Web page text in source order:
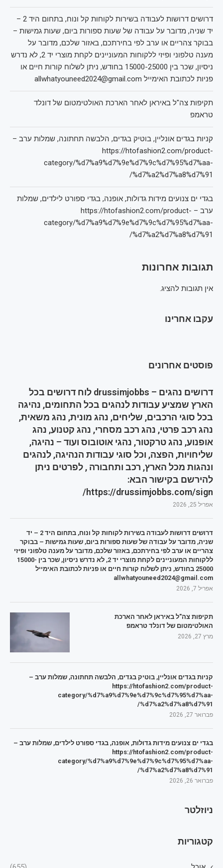
דרושים דרושות לעבודה בשירות לקוחות קל ונוח, בתחום היד 2 –
יד שניה, מדובר על עבודה של שעות ספורות ביום, שעות גמישות –
בבוקר צהריים או ערב לפי בחירתכם, באזור שלכם, מדובר על
מענה טלפוני ופיזי ללקוחות המעוניינים לקחת מוצרי יד 2, לא נדרש
ניסיון, שכר בין 15000-25000 בחודש, ניתן לשלוח קורות חיים או
פניות לכתובת האימייל allwhatyouneed2024@gmail.com
תקיפות צה"ל באיראן לאחר הארכת האולטימטום של דונלד
טראמפ
קניות בגדים אונליין, בוטיק בגדים, הלבשה תחתונה, שמלות ערב –
https://htofashion2.com/product-
category/%d7%a9%d7%9e%d7%9c%d7%95%d7%aa-
%d7%a2%d7%a8%d7%91/
בגדי ים צנועים מידות גדולות, אופנה, בגדי ספורט לילדים, שמלות
ערב – https://htofashion2.com/product-
category/%d7%a9%d7%9e%d7%9c%d7%95%d7%aa-
%d7%a2%d7%a8%d7%91/
תגובות אחרונות
אין תגובות להציג.
עקבו אחרינו
פוסטים אחרונים
דרושים נהגים – drussimjobbs לוח דרושים בכל
הארץ שמציע עבודות לנהגים בכל התחומים, נהיגה
בכל סוגי הרכבים, שליחים, נהג מונית, נהג משאית,
נהג רכב פרטי, נהג רכב מסחרי, נהג קטנוע, נהג
אופנוע, נהג טרקטור, נהגי אוטובוס ועוד – נהיגה,
שליחויות, הפצה, וכל סוגי עבודות הנהיגה, לנהגים
ונהגות מכל הארץ, רכב ותחבורה , לפרטים ניתן
להירשם בקישור הבא:
https://drussimjobbs.com/sign/
אפריל 25, 2026
דרושים דרושות לעבודה בשירות לקוחות קל ונוח, בתחום היד 2 – יד
שניה, מדובר על עבודה של שעות ספורות ביום, שעות גמישות – בבוקר
צהריים או ערב לפי בחירתכם, באזור שלכם, מדובר על מענה טלפוני ופיזי
ללקוחות המעוניינים לקחת מוצרי יד 2, לא נדרש ניסיון, שכר בין 15000-
25000 בחודש, ניתן לשלוח קורות חיים או פניות לכתובת האימייל
allwhatyouneed2024@gmail.com
אפריל 7, 2026
תקיפות צה"ל באיראן לאחר הארכת
האולטימטום של דונלד טראמפ
מרץ 27, 2026
קניות בגדים אונליין, בוטיק בגדים, הלבשה תחתונה, שמלות ערב –
https://htofashion2.com/product-
category/%d7%a9%d7%9e%d7%9c%d7%95%d7%aa-
%d7%a2%d7%a8%d7%91/
פברואר 27, 2026
בגדי ים צנועים מידות גדולות, אופנה, בגדי ספורט לילדים, שמלות ערב –
https://htofashion2.com/product-
category/%d7%a9%d7%9e%d7%9c%d7%95%d7%aa-
%d7%a2%d7%a8%d7%91/
פברואר 26, 2026
ניוזלטר
קטגוריות